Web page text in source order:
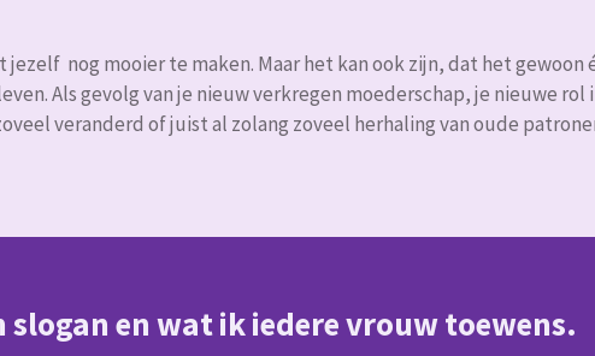
nog mooier te maken. Maar het kan ook zijn, dat het gewoon
Als gevolg van je nieuw verkregen moederschap, je nieuwe rol
veranderd of juist al zolang zoveel herhaling van oude
en wat ik iedere vrouw toewens.